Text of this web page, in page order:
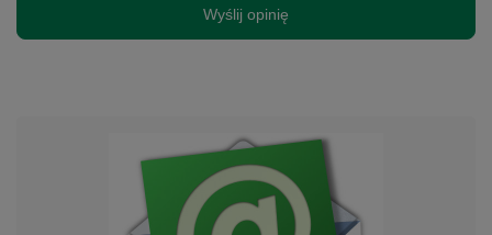
Wyślij opinię